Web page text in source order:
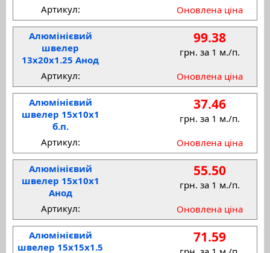
Оновлена ціна
Артикул:
Алюмінієвий
швелер
13x20x1.25 Анод
99.38
грн. за 1 м./п.
Оновлена ціна
Артикул:
Алюмінієвий
швелер 15x10x1
б.п.
37.46
грн. за 1 м./п.
Оновлена ціна
Артикул:
Алюмінієвий
швелер 15x10x1
Анод
55.50
грн. за 1 м./п.
Оновлена ціна
Артикул:
Алюмінієвий
швелер 15x15x1.5
71.59